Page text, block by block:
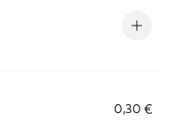
0,30 €